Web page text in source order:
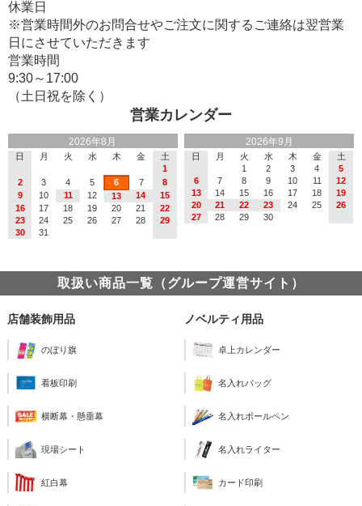
営業カレンダー
2026年8月
日 月 火 水 木 金
土
1
2
3 4 5 6 7
8
9
10 11 12 13 14
15
16
17 18 19 20 21
22
23
24 25 26 27 28
29
30
31
2026年9月
日 月 火 水 木 金
土
1
2 3 4
5
6
7 8 9 10 11
12
13
14 15 16 17 18
19
20
21 22 23 24 25
26
27
28 29 30
休業日
※営業時間外のお問合せやご注文に関するご連絡は翌営業
日にさせていただきます
営業時間
9:30～17:00
（土日祝を除く）
取扱い商品一覧（グループ運営サイト）
店舗装飾用品
のぼり旗
看板印刷
横断幕・懸垂幕
現場シート
紅白幕
ノベルティ用品
卓上カレンダー
名入れバッグ
名入れボールペン
名入れライター
カード印刷